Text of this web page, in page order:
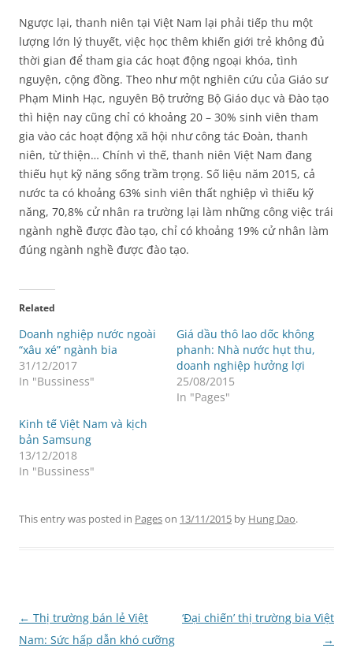
Ngược lại, thanh niên tại Việt Nam lại phải tiếp thu một
lượng lớn lý thuyết, việc học thêm khiến giới trẻ không đủ
thời gian để tham gia các hoạt động ngoại khóa, tình
nguyện, cộng đồng. Theo như một nghiên cứu của Giáo sư
Phạm Minh Hạc, nguyên Bộ trưởng Bộ Giáo dục và Đào tạo
thì hiện nay cũng chỉ có khoảng 20 – 30% sinh viên tham
gia vào các hoạt động xã hội như công tác Đoàn, thanh
niên, từ thiện… Chính vì thế, thanh niên Việt Nam đang
thiếu hụt kỹ năng sống trầm trọng. Số liệu năm 2015, cả
nước ta có khoảng 63% sinh viên thất nghiệp vì thiếu kỹ
năng, 70,8% cử nhân ra trường lại làm những công việc trái
ngành nghề được đào tạo, chỉ có khoảng 19% cử nhân làm
đúng ngành nghề được đào tạo.
Related
Doanh nghiệp nước ngoài
“xâu xé” ngành bia
31/12/2017
In "Bussiness"
Giá dầu thô lao dốc không
phanh: Nhà nước hụt thu,
doanh nghiệp hưởng lợi
25/08/2015
In "Pages"
Kinh tế Việt Nam và kịch
bản Samsung
13/12/2018
In "Bussiness"
This entry was posted in Pageson 13/11/2015 by Hung Dao.
Post
navigation
← Thị trường bán lẻ Việt
Nam: Sức hấp dẫn khó cưỡng
‘Đại chiến’ thị trường bia Việt
→